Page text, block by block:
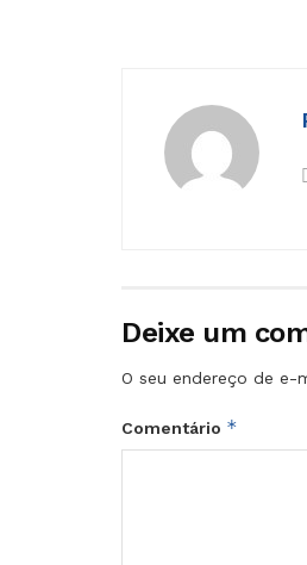
Deixe um
O seu endereço de e-
Comentário *